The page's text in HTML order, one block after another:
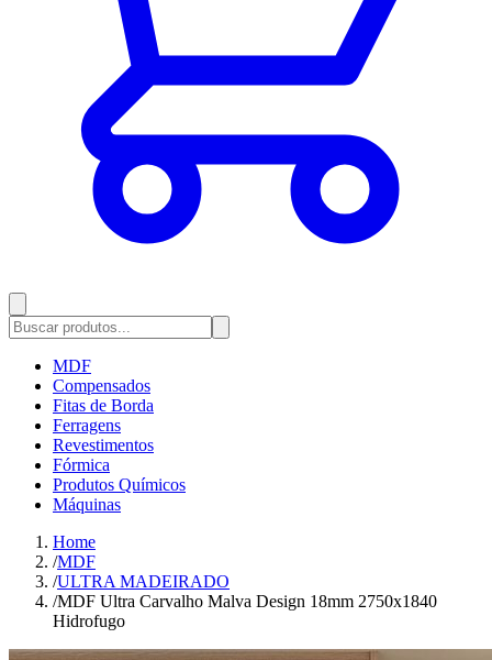
MDF
Compensados
Fitas de Borda
Ferragens
Revestimentos
Fórmica
Produtos Químicos
Máquinas
Home
/MDF
/ULTRA MADEIRADO
/MDF Ultra Carvalho Malva Design 18mm 2750x1840
Hidrofugo